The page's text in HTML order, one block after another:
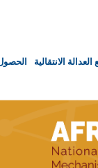
الانتقالية